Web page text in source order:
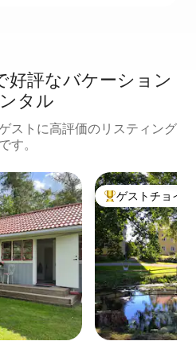
好評なバケーション
タル
ストに高評価のリスティング
です。
。 大好評のゲスト
ゲストチョイス